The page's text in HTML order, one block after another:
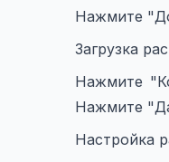
Нажмите
Загрузка
Нажмите
Нажмите
Настройка